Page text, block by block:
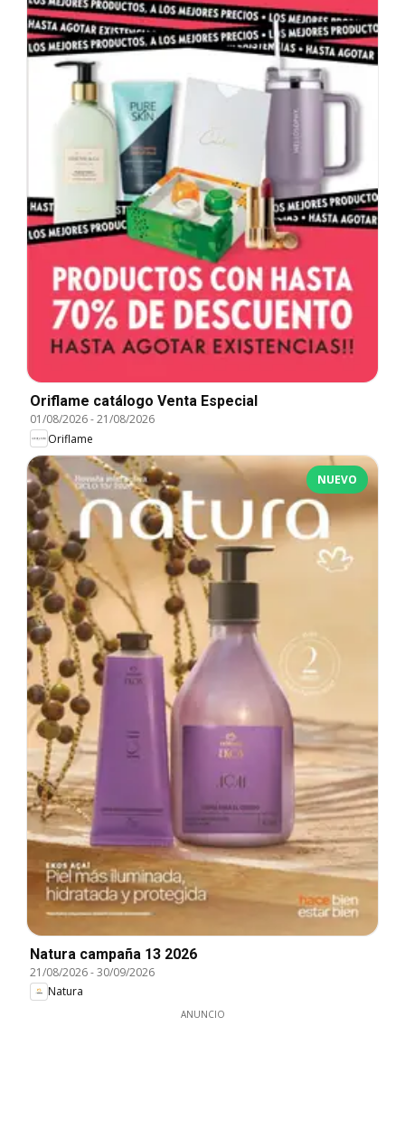
Oriflame catálogo Venta Especial
01/08/2026-21/08/2026
Oriflame
NUEVO
Natura campaña 13 2026
21/08/2026-30/09/2026
Natura
ANUNCIO